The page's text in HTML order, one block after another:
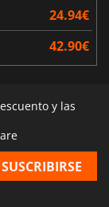
24.94€
42.90€
y las